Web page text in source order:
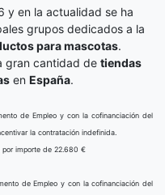
y en la actualidad se ha
grupos dedicados a la
para mascotas.
gran cantidad de tiendas
en España.
de Empleo y con la cofinanciación del
la contratación indefinida.
por importe de 22.680 €
de Empleo y con la cofinanciación del